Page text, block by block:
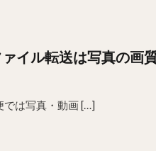
イル転送は写真の画
では写真・動画 […]